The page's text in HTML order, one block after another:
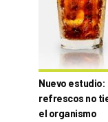
Nuevo estudio:
refrescos no
el organismo